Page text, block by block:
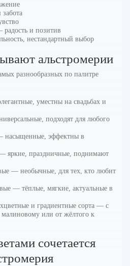
и позитив
нестандартный выбор
альстромерии
разнообразных по палитре
уместны на свадьбах и
подходят для любого
насыщенные, эффектны в
яркие, праздничные, поднимают
— необычные, для тех, кто любит
— тёплые, мягкие, актуальные в
и градиентные сорта — с
малиновому или от жёлтого к
сочетается